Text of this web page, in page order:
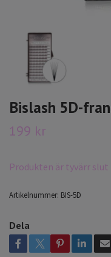
Bislash 5D-
199 kr
Produkten är tyvärr slut
Artikelnummer: BIS-5D
Dela